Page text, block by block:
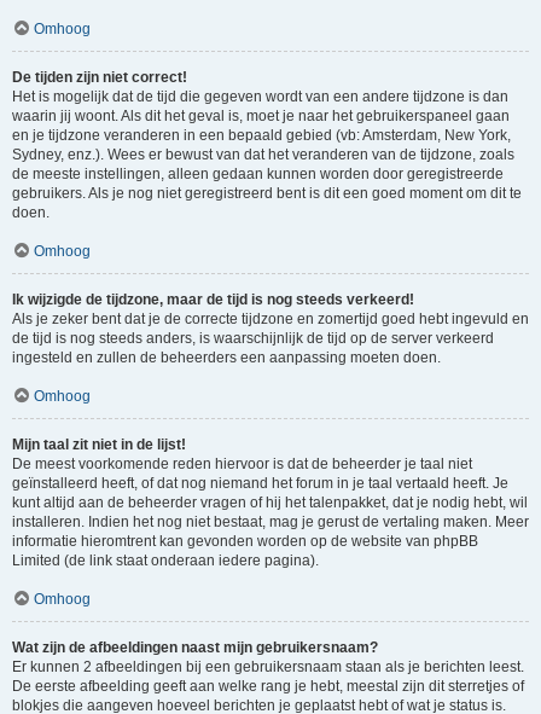
Omhoog
De tijden zijn niet correct!
Het is mogelijk dat de tijd die gegeven wordt van een andere tijdzone is dan
waarin jij woont. Als dit het geval is, moet je naar het gebruikerspaneel gaan
en je tijdzone veranderen in een bepaald gebied (vb: Amsterdam, New York,
Sydney, enz.). Wees er bewust van dat het veranderen van de tijdzone, zoals
de meeste instellingen, alleen gedaan kunnen worden door geregistreerde
gebruikers. Als je nog niet geregistreerd bent is dit een goed moment om dit te
doen.
Omhoog
Ik wijzigde de tijdzone, maar de tijd is nog steeds verkeerd!
Als je zeker bent dat je de correcte tijdzone en zomertijd goed hebt ingevuld en
de tijd is nog steeds anders, is waarschijnlijk de tijd op de server verkeerd
ingesteld en zullen de beheerders een aanpassing moeten doen.
Omhoog
Mijn taal zit niet in de lijst!
De meest voorkomende reden hiervoor is dat de beheerder je taal niet
geïnstalleerd heeft, of dat nog niemand het forum in je taal vertaald heeft. Je
kunt altijd aan de beheerder vragen of hij het talenpakket, dat je nodig hebt, wil
installeren. Indien het nog niet bestaat, mag je gerust de vertaling maken. Meer
informatie hieromtrent kan gevonden worden op de website van phpBB
Limited (de link staat onderaan iedere pagina).
Omhoog
Wat zijn de afbeeldingen naast mijn gebruikersnaam?
Er kunnen 2 afbeeldingen bij een gebruikersnaam staan als je berichten leest.
De eerste afbeelding geeft aan welke rang je hebt, meestal zijn dit sterretjes of
blokjes die aangeven hoeveel berichten je geplaatst hebt of wat je status is.